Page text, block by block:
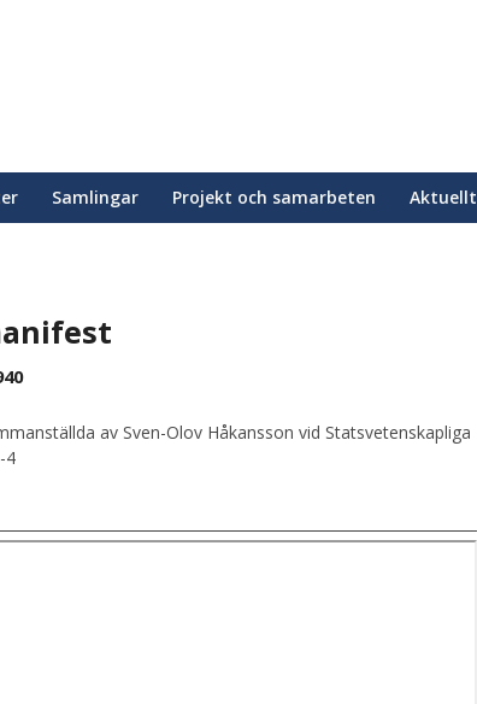
Samlingar Projekt och samarbeten Aktuellt
av Sven-Olov Håkansson vid Statsvetenskapliga
4